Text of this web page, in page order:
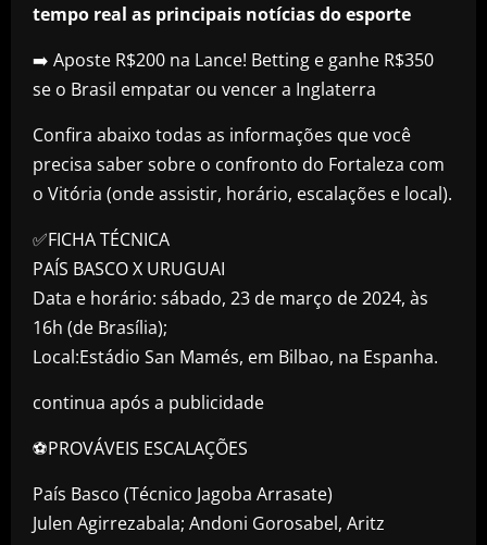
tempo real as principais notícias do esporte
➡️ Aposte R$200 na Lance! Betting e ganhe R$350
se o Brasil empatar ou vencer a Inglaterra
Confira abaixo todas as informações que você
precisa saber sobre o confronto do Fortaleza com
o Vitória (onde assistir, horário, escalações e local).
✅FICHA TÉCNICA
PAÍS BASCO X URUGUAI
Data e horário: sábado, 23 de março de 2024, às
16h (de Brasília);
Local:Estádio San Mamés, em Bilbao, na Espanha.
continua após a publicidade
⚽PROVÁVEIS ESCALAÇÕES
País Basco (Técnico Jagoba Arrasate)
Julen Agirrezabala; Andoni Gorosabel, Aritz